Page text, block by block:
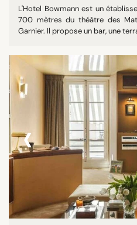
L'Hotel Bowmann est un
700 mètres du théâtre des
Garnier. Il propose un bar, une
‹